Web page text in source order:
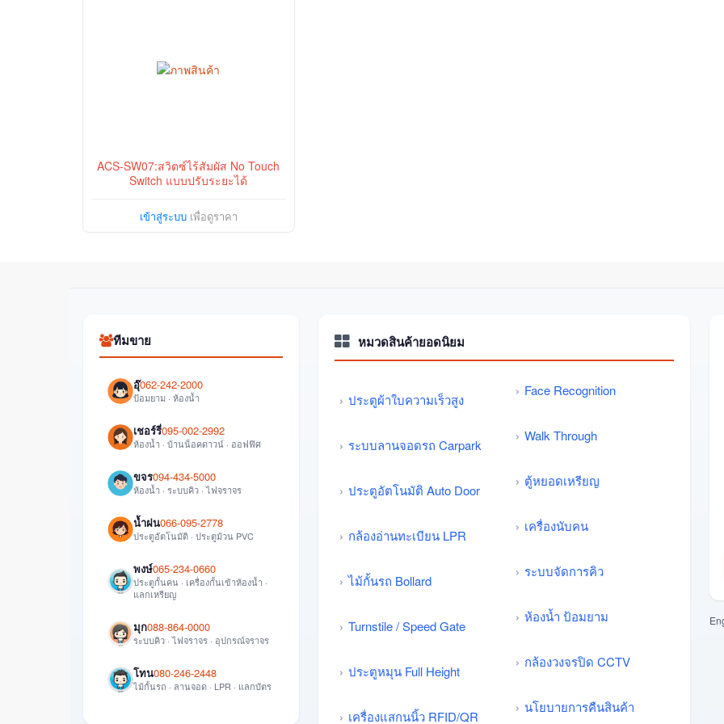
ACS-SW07:สวิตซ์ไร้สัมผัส No Touch
Switch แบบปรับระยะได้
เข้าสู่ระบบเพื่อดูราคา
ทีมขาย
อุ๊062-242-2000
ป้อมยาม · ห้องน้ำ
เชอร์รี่095-002-2992
ห้องน้ำ · บ้านน็อคดาวน์ · ออฟฟิศ
ขจร094-434-5000
ห้องน้ำ · ระบบคิว · ไฟจราจร
น้ำฝน066-095-2778
ประตูอัตโนมัติ · ประตูม้วน PVC
พงษ์065-234-0660
ประตูกั้นคน · เครื่องกั้นเข้าห้องน้ำ ·
แลกเหรียญ
มุก088-864-0000
ระบบคิว · ไฟจราจร · อุปกรณ์จราจร
โทน080-246-2448
ไม้กั้นรถ · ลานจอด · LPR · แลกบัตร
หมวดสินค้ายอดนิยม
ประตูผ้าใบความเร็วสูง
ระบบลานจอดรถ Carpark
ประตูอัตโนมัติ Auto Door
กล้องอ่านทะเบียน LPR
ไม้กั้นรถ Bollard
Turnstile / Speed Gate
ประตูหมุน Full Height
เครื่องแสกนนิ้ว RFID/QR
Face Recognition
Walk Through
ตู้หยอดเหรียญ
เครื่องนับคน
ระบบจัดการคิว
ห้องน้ำ ป้อมยาม
กล้องวงจรปิด CCTV
นโยบายการคืนสินค้า